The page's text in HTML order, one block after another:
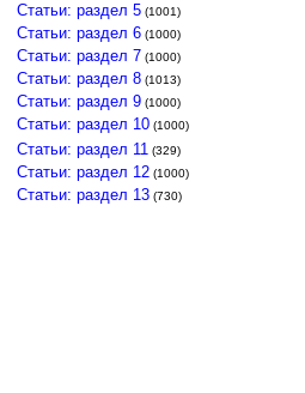
Статьи: раздел 5 (1001)
Статьи: раздел 6 (1000)
Статьи: раздел 7 (1000)
Статьи: раздел 8 (1013)
Статьи: раздел 9 (1000)
Статьи: раздел 10 (1000)
Статьи: раздел 11 (329)
Статьи: раздел 12 (1000)
Статьи: раздел 13 (730)